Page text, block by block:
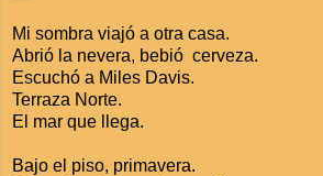
Mi sombra viajó a otra casa.
Abrió la nevera, bebió cerveza.
Escuchó a Miles Davis.
Terraza Norte.
El mar que llega.
Bajo el piso, primavera.